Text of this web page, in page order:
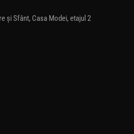
și Sfânt, Casa Modei, etajul 2